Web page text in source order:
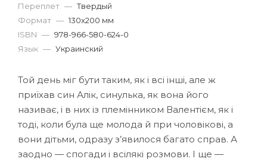
Переплет — Твердый
Формат — 130x200 мм
ISBN — 978-966-580-624-0
Язык — Украинский
Той день міг бути таким, як і всі інші, але ж
приїхав син Алік, синулька, як вона його
називає, і в них із племінником Валентієм, як і
тоді, коли була ще молода й при чоловікові, а
вони дітьми, одразу з’явилося багато справ. А
заодно — спогади і всілякі розмови. І ще —